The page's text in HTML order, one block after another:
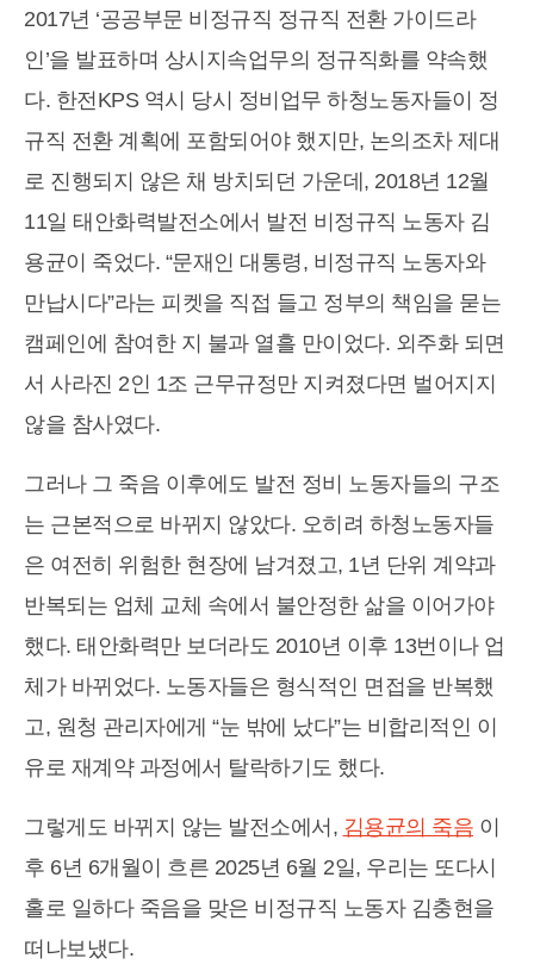
2017년 ‘공공부문 비정규직 정규직 전환 가이드라
인’을 발표하며 상시지속업무의 정규직화를 약속했
다. 한전KPS 역시 당시 정비업무 하청노동자들이 정
규직 전환 계획에 포함되어야 했지만, 논의조차 제대
로 진행되지 않은 채 방치되던 가운데, 2018년 12월
11일 태안화력발전소에서 발전 비정규직 노동자 김
용균이 죽었다. “문재인 대통령, 비정규직 노동자와
만납시다”라는 피켓을 직접 들고 정부의 책임을 묻는
캠페인에 참여한 지 불과 열흘 만이었다. 외주화 되면
서 사라진 2인 1조 근무규정만 지켜졌다면 벌어지지
않을 참사였다.
그러나 그 죽음 이후에도 발전 정비 노동자들의 구조
는 근본적으로 바뀌지 않았다. 오히려 하청노동자들
은 여전히 위험한 현장에 남겨졌고, 1년 단위 계약과
반복되는 업체 교체 속에서 불안정한 삶을 이어가야
했다. 태안화력만 보더라도 2010년 이후 13번이나 업
체가 바뀌었다. 노동자들은 형식적인 면접을 반복했
고, 원청 관리자에게 “눈 밖에 났다”는 비합리적인 이
유로 재계약 과정에서 탈락하기도 했다.
그렇게도 바뀌지 않는 발전소에서, 김용균의 죽음 이
후 6년 6개월이 흐른 2025년 6월 2일, 우리는 또다시
홀로 일하다 죽음을 맞은 비정규직 노동자 김충현을
떠나보냈다.